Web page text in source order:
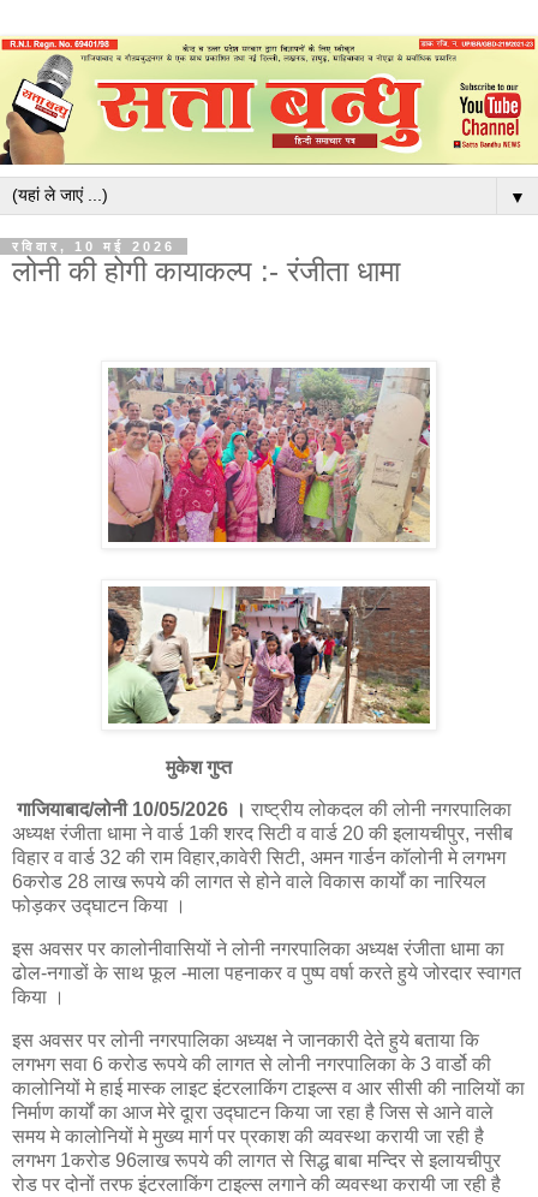
▼
रविवार, 10 मई 2026
लोनी की होगी कायाकल्प :- रंजीता धामा
मुकेश गुप्त
गाजियाबाद/लोनी 10/05/2026 । राष्ट्रीय लोकदल की लोनी नगरपालिका
अध्यक्ष रंजीता धामा ने वार्ड 1की शरद सिटी व वार्ड 20 की इलायचीपुर, नसीब
विहार व वार्ड 32 की राम विहार,कावेरी सिटी, अमन गार्डन कॉलोनी मे लगभग
6करोड 28 लाख रूपये की लागत से होने वाले विकास कार्यों का नारियल
फोड़कर उद्घाटन किया ।
इस अवसर पर कालोनीवासियों ने लोनी नगरपालिका अध्यक्ष रंजीता धामा का
ढोल-नगाडों के साथ फूल -माला पहनाकर व पुष्प वर्षा करते हुये जोरदार स्वागत
किया ।
इस अवसर पर लोनी नगरपालिका अध्यक्ष ने जानकारी देते हुये बताया कि
लगभग सवा 6 करोड रूपये की लागत से लोनी नगरपालिका के 3 वार्डो की
कालोनियों मे हाई मास्क लाइट इंटरलाकिंग टाइल्स व आर सीसी की नालियों का
निर्माण कार्यों का आज मेरे दूारा उद्घाटन किया जा रहा है जिस से आने वाले
समय मे कालोनियों मे मुख्य मार्ग पर प्रकाश की व्यवस्था करायी जा रही है
लगभग 1करोड 96लाख रूपये की लागत से सिद्ध बाबा मन्दिर से इलायचीपुर
रोड पर दोनों तरफ इंटरलाकिंग टाइल्स लगाने की व्यवस्था करायी जा रही है